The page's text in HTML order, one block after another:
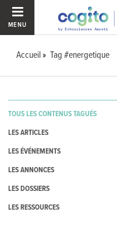
MENU
Accueil Tag #energetique
TOUS LES CONTENUS TAGUÉS
LES ARTICLES
LES ÉVÉNEMENTS
LES ANNONCES
LES DOSSIERS
LES RESSOURCES